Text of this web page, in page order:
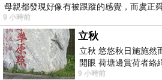
母親都發現好像有被跟蹤的感覺，而虞正
9 小時前
立秋
立秋 悠悠秋日施施然
開眼 荷塘邊賞荷者絡
望 風中飄逸的是映日
9 小時前